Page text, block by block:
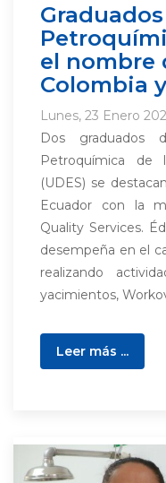
el nombre
Colombia
Lunes, 23 Enero
Dos graduados
Petroquímica de
(UDES) se
Ecuador con la
Quality Services.
desempeña en el
realizando
yacimientos,
Leer más ...